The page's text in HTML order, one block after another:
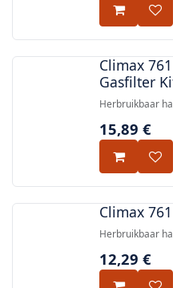
Climax
Gasfilter
Herbruikbaar
deeltjes. EN
15,89 €
Climax
Herbruikbaar
filters voor
nevel en rook.
12,29 €